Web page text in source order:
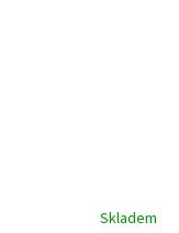
Skladem